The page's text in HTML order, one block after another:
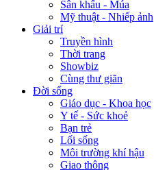
Sân khấu - Múa
Mỹ thuật - Nhiếp ảnh
Giải trí
Truyền hình
Thời trang
Showbiz
Cùng thư giãn
Đời sống
Giáo dục - Khoa học
Y tế - Sức khoẻ
Bạn trẻ
Lối sống
Môi trường khí hậu
Giao thông